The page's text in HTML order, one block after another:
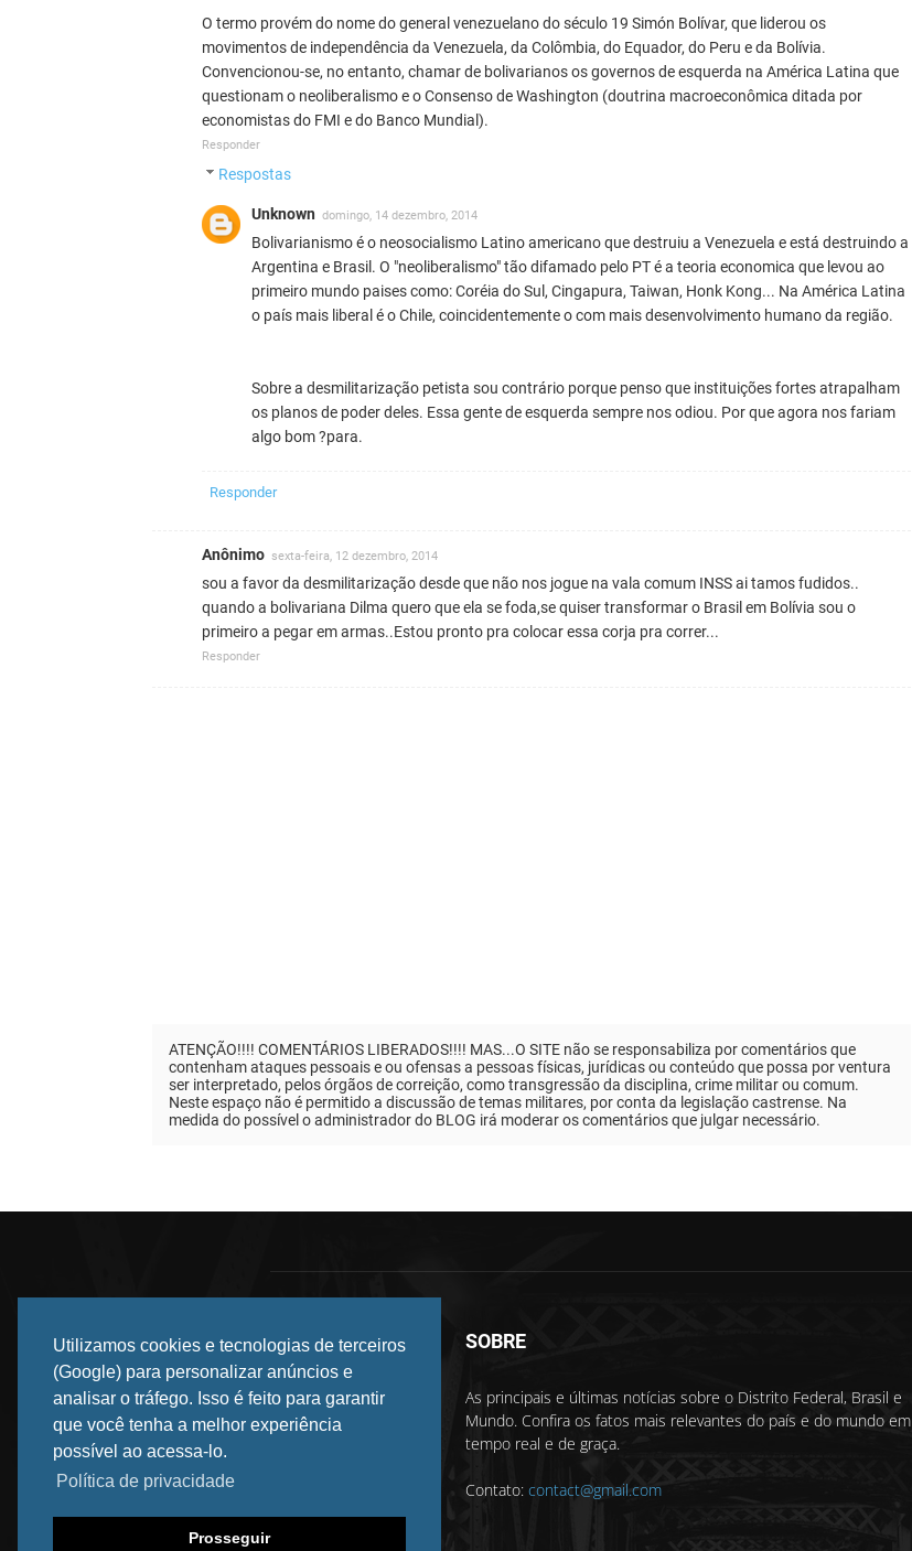
Utilizamos cookies e tecnologias de terceiros
(Google) para personalizar anúncios e
analisar o tráfego. Isso é feito para garantir
que você tenha a melhor experiência
possível ao acessa-lo.
Política de privacidade
Prosseguir
O termo provém do nome do general venezuelano do século 19 Simón Bolívar, que liderou os
movimentos de independência da Venezuela, da Colômbia, do Equador, do Peru e da Bolívia.
Convencionou-se, no entanto, chamar de bolivarianos os governos de esquerda na América Latina que
questionam o neoliberalismo e o Consenso de Washington (doutrina macroeconômica ditada por
economistas do FMI e do Banco Mundial).
Responder
Respostas
Unknown domingo, 14 dezembro, 2014
Bolivarianismo é o neosocialismo Latino americano que destruiu a Venezuela e está destruindo a
Argentina e Brasil. O "neoliberalismo" tão difamado pelo PT é a teoria economica que levou ao
primeiro mundo paises como: Coréia do Sul, Cingapura, Taiwan, Honk Kong... Na América Latina
o país mais liberal é o Chile, coincidentemente o com mais desenvolvimento humano da região.
Sobre a desmilitarização petista sou contrário porque penso que instituições fortes atrapalham
os planos de poder deles. Essa gente de esquerda sempre nos odiou. Por que agora nos fariam
algo bom ?para.
Responder
Anônimo sexta-feira, 12 dezembro, 2014
sou a favor da desmilitarização desde que não nos jogue na vala comum INSS ai tamos fudidos..
quando a bolivariana Dilma quero que ela se foda,se quiser transformar o Brasil em Bolívia sou o
primeiro a pegar em armas..Estou pronto pra colocar essa corja pra correr...
Responder
ATENÇÃO!!!! COMENTÁRIOS LIBERADOS!!!! MAS...O SITE não se responsabiliza por comentários que
contenham ataques pessoais e ou ofensas a pessoas físicas, jurídicas ou conteúdo que possa por ventura
ser interpretado, pelos órgãos de correição, como transgressão da disciplina, crime militar ou comum.
Neste espaço não é permitido a discussão de temas militares, por conta da legislação castrense. Na
medida do possível o administrador do BLOG irá moderar os comentários que julgar necessário.
SOBRE
As principais e últimas notícias sobre o Distrito Federal, Brasil e
Mundo. Confira os fatos mais relevantes do país e do mundo em
tempo real e de graça.
Contato:contact@gmail.com